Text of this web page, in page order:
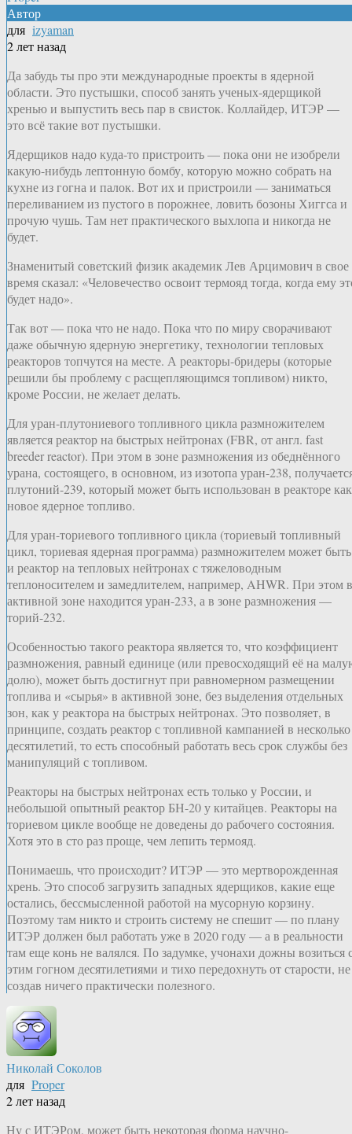
Автор
для izyaman
2 лет назад
Да забудь ты про эти международные проекты в ядерной
области. Это пустышки, способ занять ученых-ядерщикой
хренью и выпустить весь пар в свисток. Коллайдер, ИТЭР —
это всё такие вот пустышки.
Ядерщиков надо куда-то пристроить — пока они не изобрели
какую-нибудь лептонную бомбу, которую можно собрать на
кухне из гогна и палок. Вот их и пристроили — заниматься
переливанием из пустого в порожнее, ловить бозоны Хиггса и
прочую чушь. Там нет практического выхлопа и никогда не
будет.
Знаменитый советский физик академик Лев Арцимович в свое
время сказал: «Человечество освоит термояд тогда, когда ему
будет надо».
Так вот — пока что не надо. Пока что по миру сворачивают
даже обычную ядерную энергетику, технологии тепловых
реакторов топчутся на месте. А реакторы-бридеры (которые
решили бы проблему с расщепляющимся топливом) никто,
кроме России, не желает делать.
Для уран-плутониевого топливного цикла размножителем
является реактор на быстрых нейтронах (FBR, от англ. fast
breeder reactor). При этом в зоне размножения из обеднённого
урана, состоящего, в основном, из изотопа уран-238,
плутоний-239, который может быть использован в реакторе как
новое ядерное топливо.
Для уран-ториевого топливного цикла (ториевый топливный
цикл, ториевая ядерная программа) размножителем может быть
и реактор на тепловых нейтронах с тяжеловодным
теплоносителем и замедлителем, например, AHWR. При этом в
активной зоне находится уран-233, а в зоне размножения —
торий-232.
Особенностью такого реактора является то, что коэффициент
размножения, равный единице (или превосходящий её на
долю), может быть достигнут при равномерном размещении
топлива и «сырья» в активной зоне, без выделения отдельных
зон, как у реактора на быстрых нейтронах. Это позволяет, в
принципе, создать реактор с топливной кампанией в несколько
десятилетий, то есть способный работать весь срок службы без
манипуляций с топливом.
Реакторы на быстрых нейтронах есть только у России, и
небольшой опытный реактор БН-20 у китайцев. Реакторы на
ториевом цикле вообще не доведены до рабочего состояния.
Хотя это в сто раз проще, чем лепить термояд.
Понимаешь, что происходит? ИТЭР — это мертворожденная
хрень. Это способ загрузить западных ядерщиков, какие еще
остались, бессмысленной работой на мусорную корзину.
Поэтому там никто и строить систему не спешит — по плану
ИТЭР должен был работать уже в 2020 году — а в реальности
там еще конь не валялся. По задумке, учонахи дожны возиться
этим гогном десятилетиями и тихо передохнуть от старости, не
создав ничего практически полезного.
Николай Соколов
для Proper
2 лет назад
Ну с ИТЭРом, может быть некоторая форма научно-